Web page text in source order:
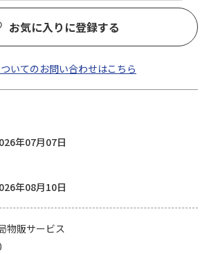
お気に入りに登録する
いてのお問い合わせはこちら
年07月07日
年08月10日
物販サービス